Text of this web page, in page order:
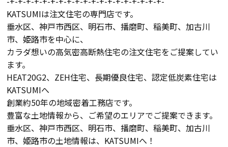
KATSUMIは注文住宅の専門店です。
垂水区、神戸市西区、明石市、播磨町、稲美町、加古川
市、姫路市を中心に、
カラダ想いの高気密高断熱住宅の注文住宅をご提案してい
ます。
HEAT20G2、ZEH住宅、長期優良住宅、認定低炭素住宅は
KATSUMIへ
創業約50年の地域密着工務店です。
豊富な土地情報から、ご希望のエリアでご提案できます。
垂水区、神戸市西区、明石市、播磨町、稲美町、加古川
市、姫路市の土地情報は、KATSUMIへ！